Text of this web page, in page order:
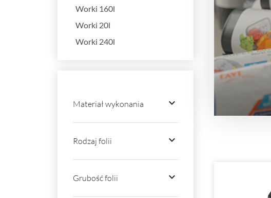
Worki 160l
Worki 20l
Worki 240l
Materiał wykonania 
Rodzaj folii 
Grubość folii 